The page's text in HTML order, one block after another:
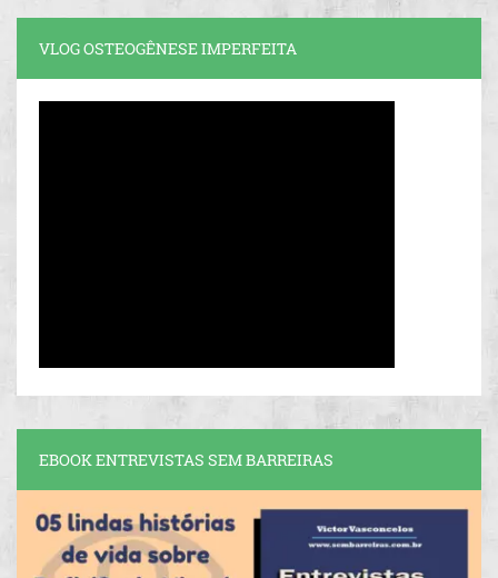
VLOG OSTEOGÊNESE IMPERFEITA
EBOOK ENTREVISTAS SEM BARREIRAS